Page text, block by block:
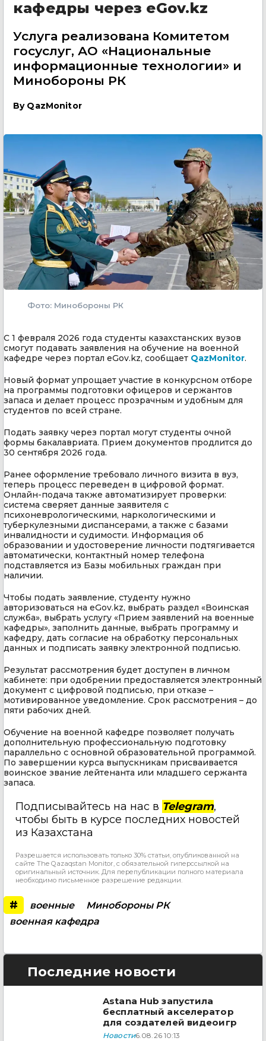
кафедры через eGov.kz
Услуга реализована Комитетом
госуслуг, АО «Национальные
информационные технологии» и
Минобороны РК
By QazMonitor
Фото: Минобороны РК
С 1 февраля 2026 года студенты казахстанских вузов
смогут подавать заявления на обучение на военной
кафедре через портал eGov.kz, сообщает QazMonitor.
Новый формат упрощает участие в конкурсном отборе
на программы подготовки офицеров и сержантов
запаса и делает процесс прозрачным и удобным для
студентов по всей стране.
Подать заявку через портал могут студенты очной
формы бакалавриата. Прием документов продлится до
30 сентября 2026 года.
Ранее оформление требовало личного визита в вуз,
теперь процесс переведен в цифровой формат.
Онлайн-подача также автоматизирует проверки:
система сверяет данные заявителя с
психоневрологическими, наркологическими и
туберкулезными диспансерами, а также с базами
инвалидности и судимости. Информация об
образовании и удостоверение личности подтягивается
автоматически, контактный номер телефона
подставляется из Базы мобильных граждан при
наличии.
Чтобы подать заявление, студенту нужно
авторизоваться на eGov.kz, выбрать раздел «Воинская
служба», выбрать услугу «Прием заявлений на военные
кафедры», заполнить данные, выбрать программу и
кафедру, дать согласие на обработку персональных
данных и подписать заявку электронной подписью.
Результат рассмотрения будет доступен в личном
кабинете: при одобрении предоставляется электронный
документ с цифровой подписью, при отказе –
мотивированное уведомление. Срок рассмотрения – до
пяти рабочих дней.
Обучение на военной кафедре позволяет получать
дополнительную профессиональную подготовку
параллельно с основной образовательной программой.
По завершении курса выпускникам присваивается
воинское звание лейтенанта или младшего сержанта
запаса.
Подписывайтесь на нас в Telegram,
чтобы быть в курсе последних новостей
из Казахстана
Разрешается использовать только 30% статьи, опубликованной на
сайте The Qazaqstan Monitor, с обязательной гиперссылкой на
оригинальный источник. Для перепубликации полного материала
необходимо письменное разрешение редакции.
# военные
Минобороны РК
военная кафедра
Последние новости
Astana Hub запустила
бесплатный акселератор
для создателей видеоигр
Новости6.08.26 10:13